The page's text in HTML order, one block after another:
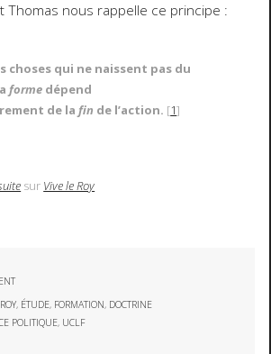
Thomas nous rappelle ce principe :
choses qui ne naissent pas du
forme dépend
de lafin de l’action. [1]
sur Vive le Roy
, ÉTUDE, FORMATION, DOCTRINE
POLITIQUE, UCLF